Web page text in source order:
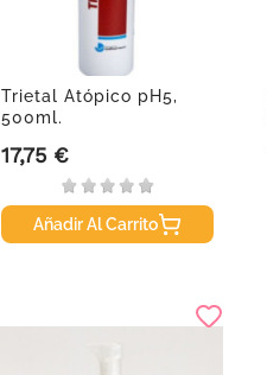
Trietal Atópico pH5,
500ml.
Precio
17,75 €
Añadir Al Carrito